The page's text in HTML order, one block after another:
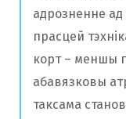
адрозненне ад
прасцей
корт – меншы
абавязковы
таксама